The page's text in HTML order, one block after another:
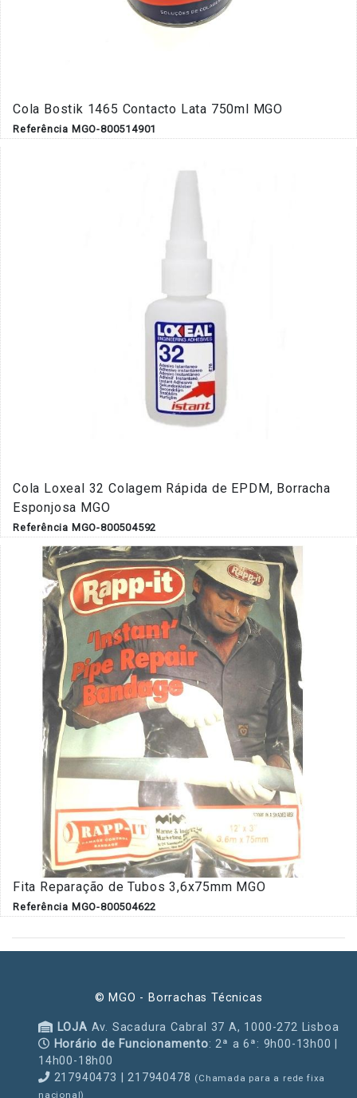
Cola Bostik 1465 Contacto Lata 750ml MGO
Referência MGO-800514901
Cola Loxeal 32 Colagem Rápida de EPDM, Borracha
Esponjosa MGO
Referência MGO-800504592
Fita Reparação de Tubos 3,6x75mm MGO
Referência MGO-800504622
© MGO - Borrachas Técnicas
LOJA Av. Sacadura Cabral 37 A, 1000-272 Lisboa
Horário de Funcionamento: 2ª a 6ª: 9h00-13h00 |
14h00-18h00
217940473 | 217940478 (Chamada para a rede fixa
nacional)